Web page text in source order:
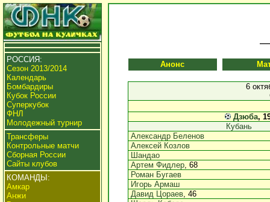
РОССИЯ:
Сезон 2013/2014
Календарь
Бомбардиры
Кубок России
Суперкубок
ФНЛ
Молодежный турнир
Трансферы
Контрольные матчи
Сборная России
Сайты клубов
КОМАНДЫ:
Амкар
Анжи
Анонс
6
Дзюба,
Кубань
Александр Беленов
Алексей Козлов
Шандао
Артем Фидлер, 68
Роман Бугаев
Игорь Армаш
Давид Цораев, 46